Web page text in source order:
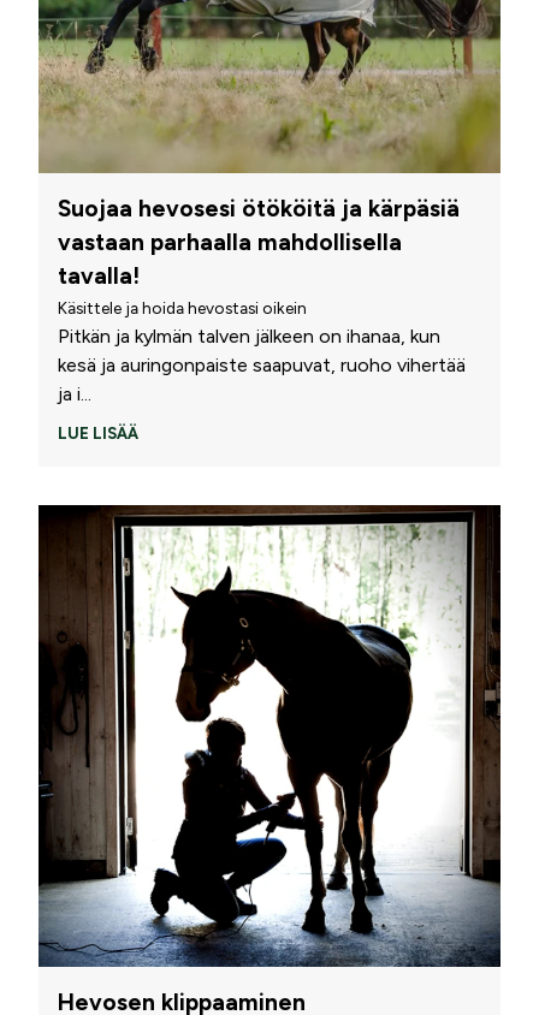
Suojaa hevosesi ötököitä ja kärpäsiä
vastaan parhaalla mahdollisella
tavalla!
Käsittele ja hoida hevostasi oikein
Pitkän ja kylmän talven jälkeen on ihanaa, kun
kesä ja auringonpaiste saapuvat, ruoho vihertää
ja i...
LUE LISÄÄ
Hevosen klippaaminen